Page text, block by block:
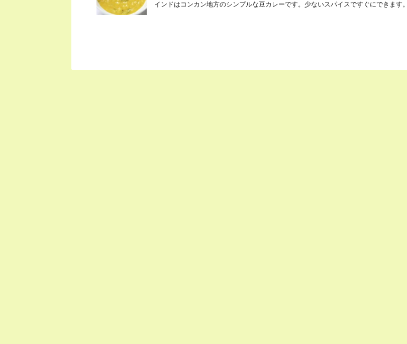
インドはコンカン地方のシンプルな豆カレーです。少ないスパイスですぐにできます。